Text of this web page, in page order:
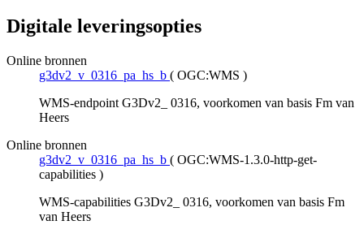
Digitale leveringsopties
Online bronnen
g3dv2_v_0316_pa_hs_b ( OGC:WMS )
WMS-endpoint G3Dv2_ 0316, voorkomen van basis Fm van
Heers
Online bronnen
g3dv2_v_0316_pa_hs_b ( OGC:WMS-1.3.0-http-get-
capabilities )
WMS-capabilities G3Dv2_ 0316, voorkomen van basis Fm
van Heers